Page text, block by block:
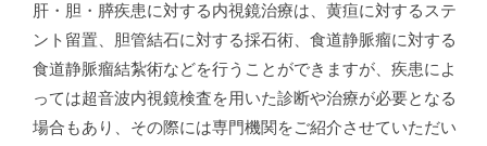
肝・胆・膵疾患に対する内視鏡治療は、黄疸に対するステ
ント留置、胆管結石に対する採石術、食道静脈瘤に対する
食道静脈瘤結紮術などを行うことができますが、疾患によ
っては超音波内視鏡検査を用いた診断や治療が必要となる
場合もあり、その際には専門機関をご紹介させていただい